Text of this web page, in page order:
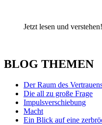
Jetzt lesen und verstehen!
BLOG THEMEN
Der Raum des
Die all zu große Frage
Impulsverschiebung
Macht
Ein Blick auf eine